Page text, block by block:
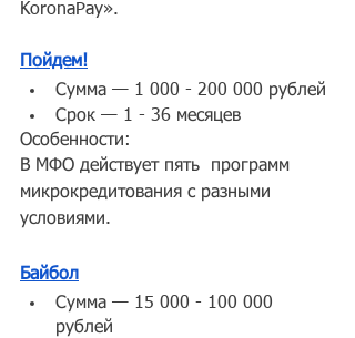
KoronaPay».
Пойдем!
Сумма — 1 000 - 200 000 рублей
Срок — 1 - 36 месяцев
Особенности:
В МФО действует пять  программ
микрокредитования с разными
условиями.
Байбол
Сумма — 15 000 - 100 000
рублей